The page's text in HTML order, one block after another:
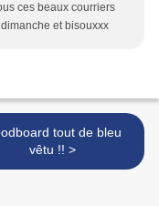
ces beaux courriers
et bisouxxx
tout de bleu
vêtu !! >